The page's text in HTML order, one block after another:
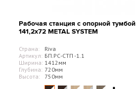
Рабочая станция с опорной тумбой
141,2х72 METAL SYSTEM
Страна:
Riva
Артикул: БП.РС-СТП -1.1
Ширина: 1412мм
Глубина: 720мм
Высота:
750мм